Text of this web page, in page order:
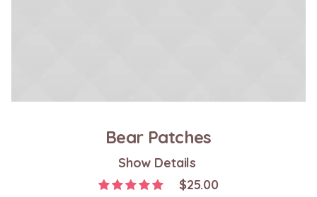
Bear Patches
Show Details
$25.00